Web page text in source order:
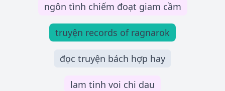
ngôn tình chiếm đoạt giam cầm
truyện records of ragnarok
đọc truyện bách hợp hay
lam tinh voi chi dau